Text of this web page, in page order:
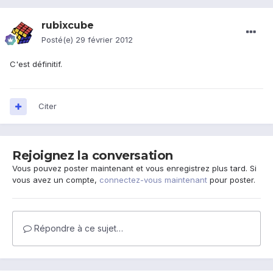
rubixcube
Posté(e) 29 février 2012
C'est définitif.
Citer
Rejoignez la conversation
Vous pouvez poster maintenant et vous enregistrez plus tard. Si
vous avez un compte, connectez-vous maintenant pour poster.
Répondre à ce sujet…